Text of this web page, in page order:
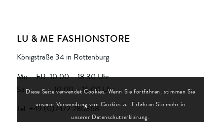
LU & ME FASHIONSTORE
Königstraße 34 in Rottenburg
Mo.– FR: 10:00 – 18:30 Uhr
Sa. 10:00 – 16:00 Uhr
Tel: +49 (0)7472 280368
Diese Seite verwendet Cookies. Wenn Sie fortfahren, stimmen Sie
unserer Verwendung von Cookies zu. Erfahren Sie mehr in
unserer Datenschutzerklärung.